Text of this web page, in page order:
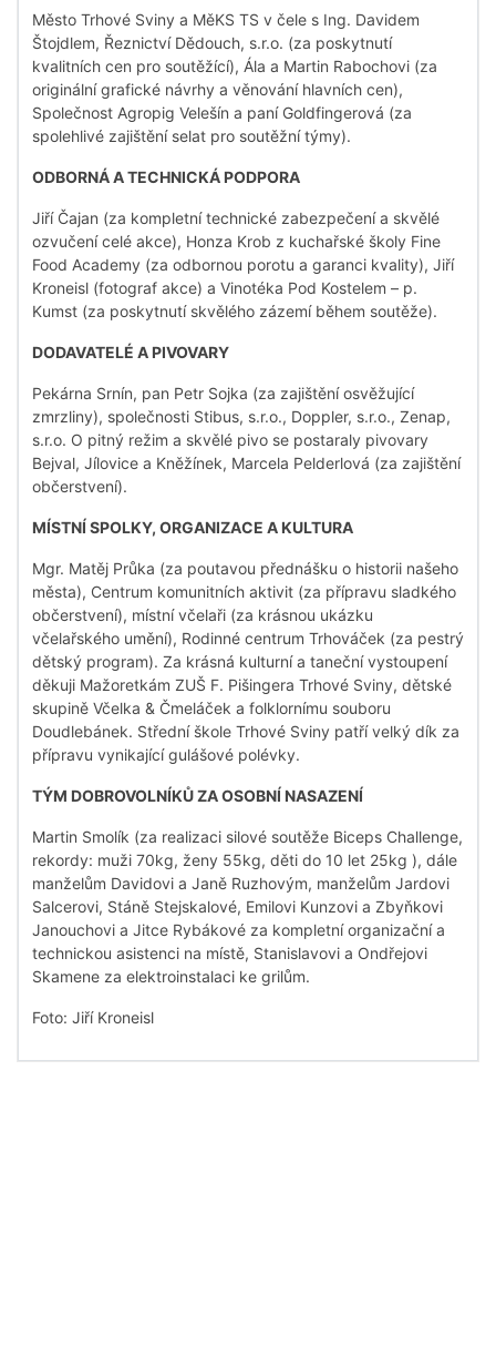
Město Trhové Sviny a MěKS TS v čele s Ing. Davidem
Štojdlem, Řeznictví Dědouch, s.r.o. (za poskytnutí
kvalitních cen pro soutěžící), Ála a Martin Rabochovi (za
originální grafické návrhy a věnování hlavních cen),
Společnost Agropig Velešín a paní Goldfingerová (za
spolehlivé zajištění selat pro soutěžní týmy).
ODBORNÁ A TECHNICKÁ PODPORA
Jiří Čajan (za kompletní technické zabezpečení a skvělé
ozvučení celé akce), Honza Krob z kuchařské školy Fine
Food Academy (za odbornou porotu a garanci kvality), Jiří
Kroneisl (fotograf akce) a Vinotéka Pod Kostelem – p.
Kumst (za poskytnutí skvělého zázemí během soutěže).
DODAVATELÉ A PIVOVARY
Pekárna Srnín, pan Petr Sojka (za zajištění osvěžující
zmrzliny), společnosti Stibus, s.r.o., Doppler, s.r.o., Zenap,
s.r.o. O pitný režim a skvělé pivo se postaraly pivovary
Bejval, Jílovice a Kněžínek, Marcela Pelderlová (za zajištění
občerstvení).
MÍSTNÍ SPOLKY, ORGANIZACE A KULTURA
Mgr. Matěj Průka (za poutavou přednášku o historii našeho
města), Centrum komunitních aktivit (za přípravu sladkého
občerstvení), místní včelaři (za krásnou ukázku
včelařského umění), Rodinné centrum Trhováček (za pestrý
dětský program). Za krásná kulturní a taneční vystoupení
děkuji Mažoretkám ZUŠ F. Pišingera Trhové Sviny, dětské
skupině Včelka & Čmeláček a folklornímu souboru
Doudlebánek. Střední škole Trhové Sviny patří velký dík za
přípravu vynikající gulášové polévky.
TÝM DOBROVOLNÍKŮ ZA OSOBNÍ NASAZENÍ
Martin Smolík (za realizaci silové soutěže Biceps Challenge,
rekordy: muži 70kg, ženy 55kg, děti do 10 let 25kg ), dále
manželům Davidovi a Janě Ruzhovým, manželům Jardovi
Salcerovi, Stáně Stejskalové, Emilovi Kunzovi a Zbyňkovi
Janouchovi a Jitce Rybákové za kompletní organizační a
technickou asistenci na místě, Stanislavovi a Ondřejovi
Skamene za elektroinstalaci ke grilům.
Foto: Jiří Kroneisl